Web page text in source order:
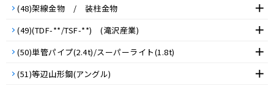
(48)架線金物 / 装柱金物
(49)(TDF-**/TSF-**) (滝沢産業)
(50)単管パイプ(2.4t)/スーパーライト(1.8t)
(51)等辺山形鋼(アングル)